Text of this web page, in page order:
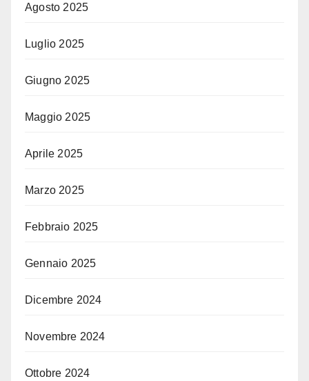
Agosto 2025
Luglio 2025
Giugno 2025
Maggio 2025
Aprile 2025
Marzo 2025
Febbraio 2025
Gennaio 2025
Dicembre 2024
Novembre 2024
Ottobre 2024